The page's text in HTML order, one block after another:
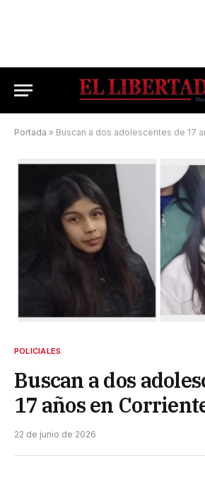
Portada » Buscan a dos adolescentes de 17
POLICIALES
Buscan a dos
17 años en
22 de junio de 2026